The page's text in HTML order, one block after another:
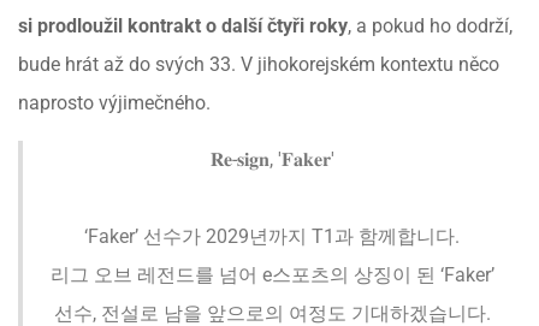
si prodloužil kontrakt o další čtyři roky, a pokud ho dodrží,
bude hrát až do svých 33. V jihokorejském kontextu něco
naprosto výjimečného.
𝐑𝐞-𝐬𝐢𝐠𝐧, '𝐅𝐚𝐤𝐞𝐫'
‘Faker’ 선수가 2029년까지 T1과 함께합니다.
리그 오브 레전드를 넘어 e스포츠의 상징이 된 ‘Faker’
선수, 전설로 남을 앞으로의 여정도 기대하겠습니다.